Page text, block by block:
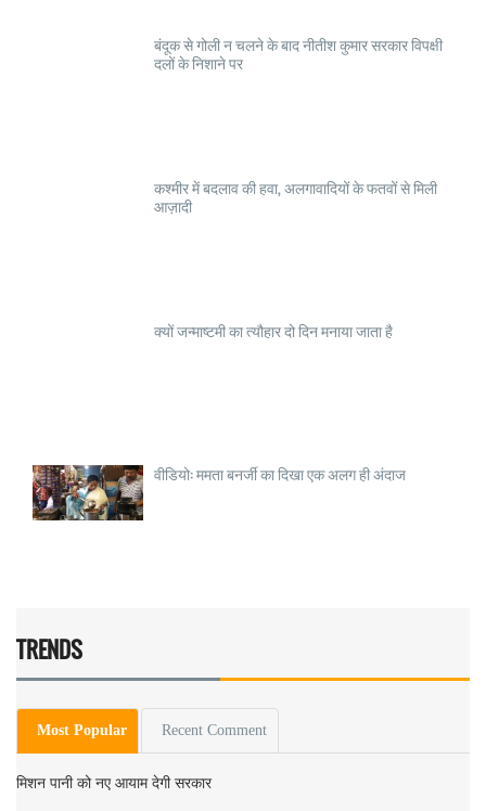
बंदूक से गोली न चलने के बाद नीतीश कुमार सरकार विपक्षी
दलों के निशाने पर
कश्मीर में बदलाव की हवा, अलगावादियों के फतवों से मिली
आज़ादी
क्यों जन्माष्टमी का त्यौहार दो दिन मनाया जाता है
वीडियो: ममता बनर्जी का दिखा एक अलग ही अंदाज
TRENDS
Most Popular Recent Comment
मिशन पानी को नए आयाम देगी सरकार